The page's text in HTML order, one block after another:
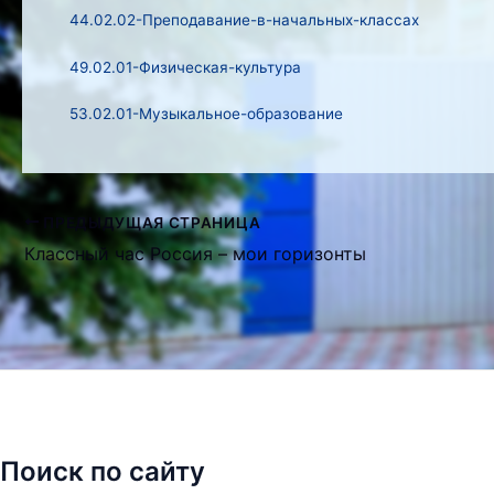
44.02.02-Преподавание-в-начальных-классах
49.02.01-Физическая-культура
53.02.01-Музыкальное-образование
Навигация
по
записям
ПРЕДЫДУЩАЯ СТРАНИЦА
Классный час Россия – мои горизонты
Поиск по сайту